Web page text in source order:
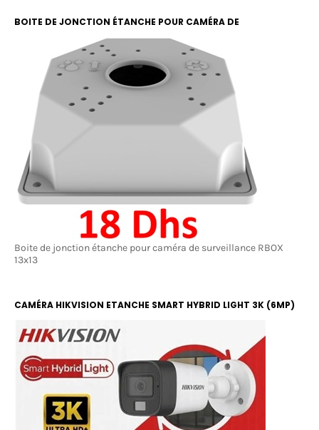
BOITE DE JONCTION ÉTANCHE POUR CAMÉRA DE
SURVEILLANCE RBOX 13X13
Boite de jonction étanche pour caméra de surveillance RBOX
13x13
CAMÉRA HIKVISION ETANCHE SMART HYBRID LIGHT 3K (6MP)
COLOR ET IR 20M